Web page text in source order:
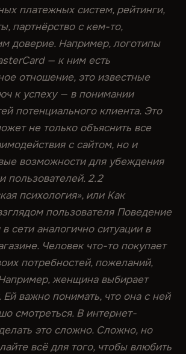
платежных систем, рейтинги,
партнёрство с кем-то,
доверие. Например, логотипы
— к ним есть
отношение, это известные
к успеху — в понимании
потенциального клиента. Это
не только объяснить все
с сайтом, но и
возможности для убеждения
пользователей. 2.2
психология», или Как
пользователя Поведение
в сети аналогично ситуации в
Человек что-то покупает
потребностей, пожеланий,
женщина выбирает
Ей важно понимать, что она с ней
смотреться. В интернет-
это сложно. Сложно, но
всё для того, чтобы влюбить